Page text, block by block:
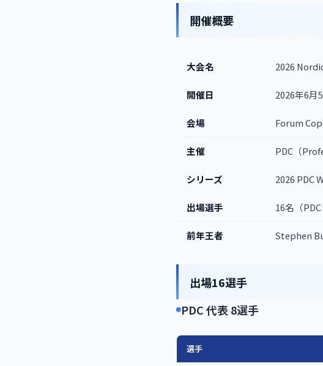
開催概要
大会名 2026
開催日 2026年6月
会場 Forum
主催 PDC（
シリーズ 2026 PDC
出場選手 16名（
前年王者 Stephen
出場16選手
PDC 代表 8選手
選手